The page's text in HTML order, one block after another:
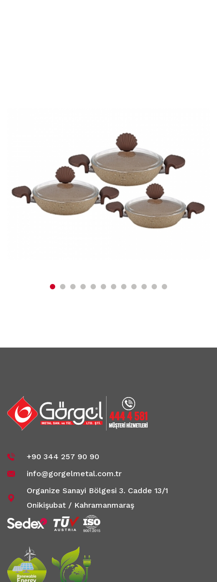
+90 344 257 90 90
info@gorgelmetal.com.tr
Organize Sanayi Bölgesi 3. Cadde 13/1
Onikişubat / Kahramanmaraş